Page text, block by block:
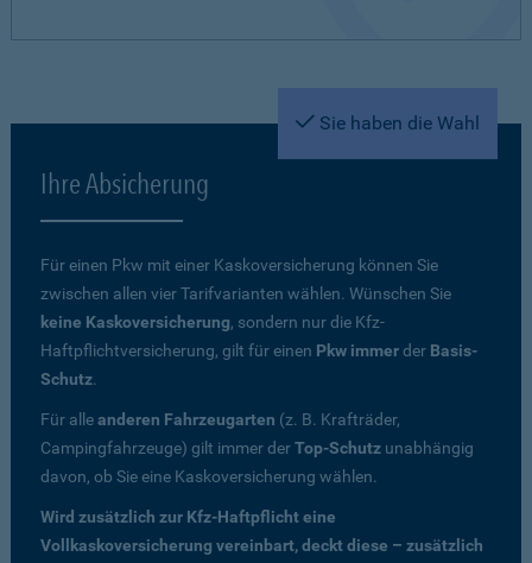
Sie haben die Wahl
Ihre Absicherung
Für einen Pkw mit einer Kaskoversicherung können Sie
zwischen allen vier Tarifvarianten wählen. Wünschen Sie
keine Kaskoversicherung, sondern nur die Kfz-
Haftpflichtversicherung, gilt für einen Pkw immerder Basis-
Schutz.
Für alleanderen Fahrzeugarten (z. B. Krafträder,
Campingfahrzeuge) gilt immer derTop-Schutz unabhängig
davon, ob Sie eine Kaskoversicherung wählen.
Wird zusätzlich zur Kfz-Haftpflicht eine
Vollkaskoversicherung vereinbart, deckt diese – zusätzlich